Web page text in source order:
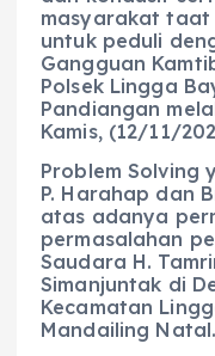
masyarakat taat
untuk peduli
Gangguan
Polsek Lingga
Pandiangan
Kamis, (12/11/
Problem Solving
P. Harahap dan
atas adanya
permasalahan
Saudara H.
Simanjuntak di
Kecamatan
Mandailing Natal.